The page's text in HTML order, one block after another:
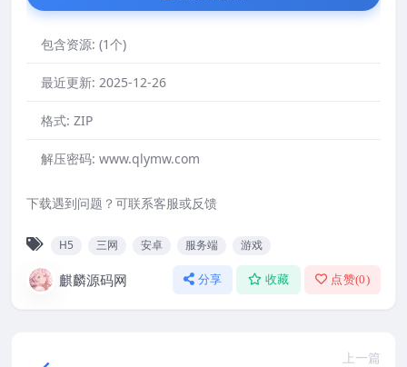
包含资源: (1个)
最近更新: 2025-12-26
格式: ZIP
解压密码: www.qlymw.com
下载遇到问题？可联系客服或反馈
H5 三网 安卓 服务端 游戏
麒麟源码网 分享 收藏 点赞(0)
上一篇